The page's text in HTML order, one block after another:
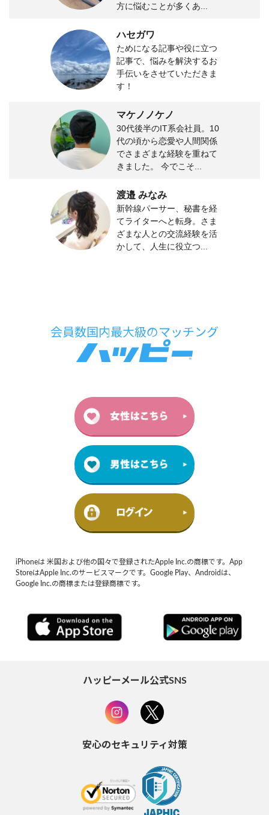
方に悩むことが多くあ...
ハセガワ
ためになる記事や役に立つ
記事で、悩みを解決するお
手伝いをさせていただきま
す！
マケノノケノ
30代後半のIT系会社員。10
代の頃から恋愛や人間関係
でさまざまな経験を重ねて
きました。 今でこそ...
渡邉 みなみ
新幹線パーサー、秘書を経
てライターへと転身。さま
ざまな人との交流経験を活
かして、人生に役立つ...
iPhoneは 米国および他の国々で登録されたApple Inc.の商標です。App
StoreはApple Inc.のサービスマークです。Google Play、Androidは、
Google Inc.の商標または登録商標です。
ハッピーメール公式SNS
安心のセキュリティ対策